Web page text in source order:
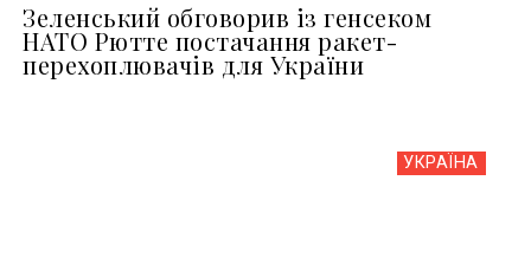
Зеленський обговорив із генсеком
НАТО Рютте постачання ракет-
перехоплювачів для України
УКРАЇНА